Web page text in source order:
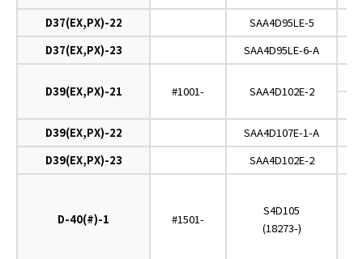
D37(EX,PX)-22
SAA4D95LE-5
D37(EX,PX)-23
SAA4D95LE-6-A
D39(EX,PX)-21 #1001- SAA4D102E-2
D39(EX,PX)-22
SAA4D107E-1-A
D39(EX,PX)-23
SAA4D102E-2
D-40(#)-1 #1501-
S4D105
(18273-)